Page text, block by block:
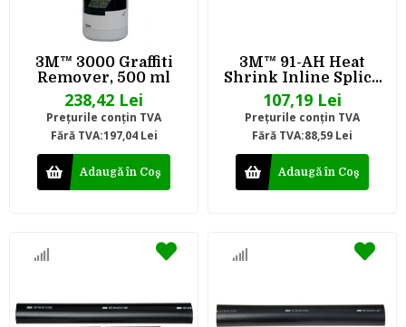
3M™ 3000 Graffiti
Remover, 500 ml
238,42 Lei
Preţurile conţin TVA
Fără TVA:197,04 Lei
Adaugă în Coş
3M™ 91-AH Heat
Shrink Inline Splice
Sleeve Kit, 20-5N
107,19 Lei
Preţurile conţin TVA
Fără TVA:88,59 Lei
Adaugă în Coş